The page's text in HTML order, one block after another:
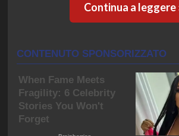
Continua a leggere